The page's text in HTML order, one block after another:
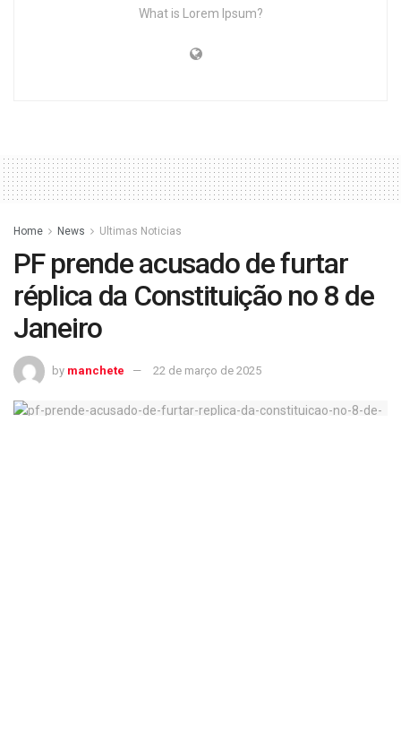
What is Lorem Ipsum?
Home News Ultimas Noticias
PF prende acusado de furtar
réplica da Constituição no 8 de
Janeiro
by manchete 22 de março de 2025